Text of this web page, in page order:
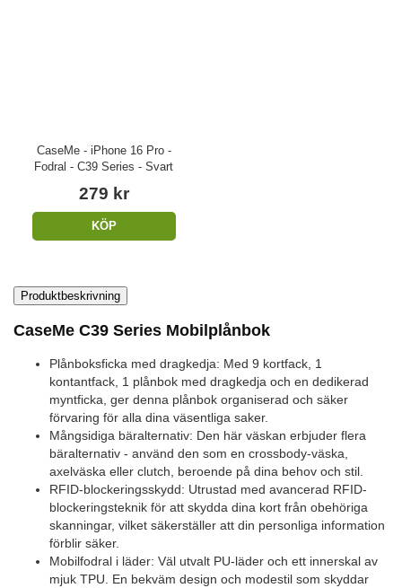
CaseMe - iPhone 16 Pro -
Fodral - C39 Series - Svart
279 kr
KÖP
Produktbeskrivning
CaseMe C39 Series Mobilplånbok
Plånboksficka med dragkedja: Med 9 kortfack, 1
kontantfack, 1 plånbok med dragkedja och en dedikerad
myntficka, ger denna plånbok organiserad och säker
förvaring för alla dina väsentliga saker.
Mångsidiga bäralternativ: Den här väskan erbjuder flera
bäralternativ - använd den som en crossbody-väska,
axelväska eller clutch, beroende på dina behov och stil.
RFID-blockeringsskydd: Utrustad med avancerad RFID-
blockeringsteknik för att skydda dina kort från obehöriga
skanningar, vilket säkerställer att din personliga information
förblir säker.
Mobilfodral i läder: Väl utvalt PU-läder och ett innerskal av
mjuk TPU. En bekväm design och modestil som skyddar